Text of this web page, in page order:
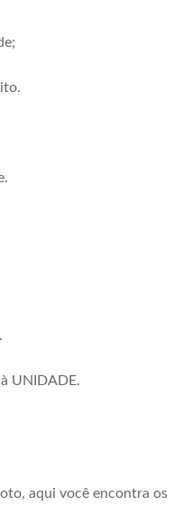
UNIDADE.
aqui você encontra os